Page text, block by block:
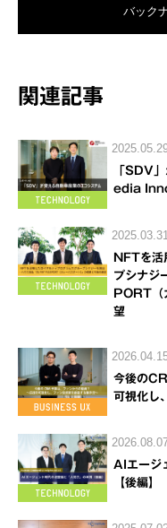
バック
関連記事
「SDV
edia
2025.03.31
NFTを活
プシナ
PORT（
望
今後の
可視化し
AIエージ
【後編】